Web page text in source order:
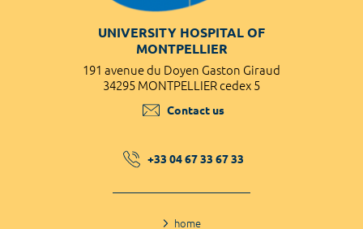
UNIVERSITY HOSPITAL OF
MONTPELLIER
191 avenue du Doyen Gaston Giraud
34295 MONTPELLIER cedex 5
Contact us
+33 04 67 33 67 33
home